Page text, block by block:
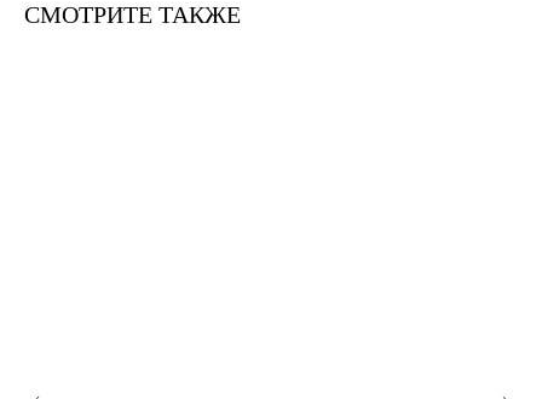
СМОТРИТЕ ТАКЖЕ